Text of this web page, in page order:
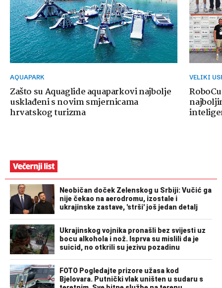
AQUAPARK
Zašto su Aquaglide aquaparkovi najbolje
usklađeni s novim smjernicama
hrvatskog turizma
VELIKI